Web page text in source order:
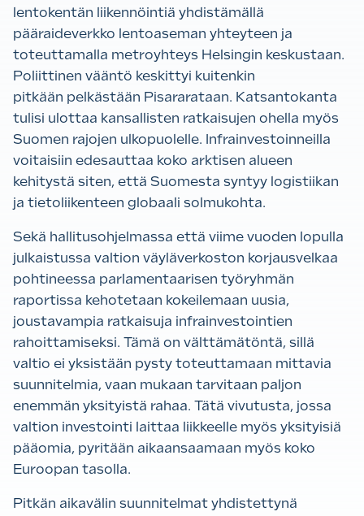
lentokentän liikennöintiä yhdistämällä
pääraideverkko lentoaseman yhteyteen ja
toteuttamalla metroyhteys Helsingin keskustaan.
Poliittinen vääntö keskittyi kuitenkin
pitkään pelkästään Pisararataan. Katsantokanta
tulisi ulottaa kansallisten ratkaisujen ohella myös
Suomen rajojen ulkopuolelle. Infrainvestoinneilla
voitaisiin edesauttaa koko arktisen alueen
kehitystä siten, että Suomesta syntyy logistiikan
ja tietoliikenteen globaali solmukohta.
Sekä hallitusohjelmassa että viime vuoden lopulla
julkaistussa valtion väyläverkoston korjausvelkaa
pohtineessa parlamentaarisen työryhmän
raportissa kehotetaan kokeilemaan uusia,
joustavampia ratkaisuja infrainvestointien
rahoittamiseksi. Tämä on välttämätöntä, sillä
valtio ei yksistään pysty toteuttamaan mittavia
suunnitelmia, vaan mukaan tarvitaan paljon
enemmän yksityistä rahaa. Tätä vivutusta, jossa
valtion investointi laittaa liikkeelle myös yksityisiä
pääomia, pyritään aikaansaamaan myös koko
Euroopan tasolla.
Pitkän aikavälin suunnitelmat yhdistettynä